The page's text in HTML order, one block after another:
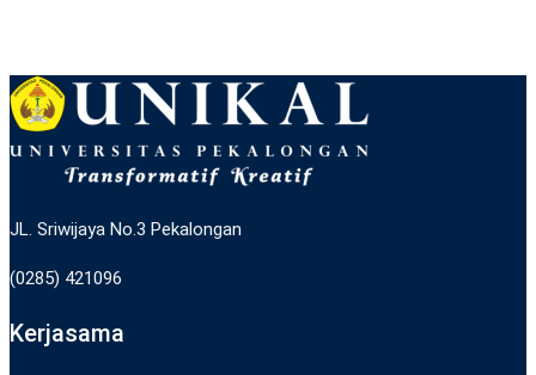
JL. Sriwijaya No.3 Pekalongan
(0285) 421096
Kerjasama